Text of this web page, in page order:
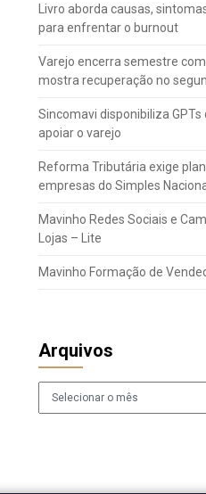
Livro aborda causas,
para enfrentar o burnout
Varejo encerra semestre
mostra recuperação no
Sincomavi disponibiliza GPTs
apoiar o varejo
Reforma Tributária exige
empresas do Simples
Mavinho Redes Sociais e
Lojas – Lite
Mavinho Formação de
Arquivos
Arquivos